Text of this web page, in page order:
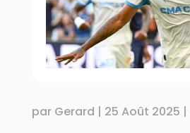
par Gerard | 25 Août 2025 |